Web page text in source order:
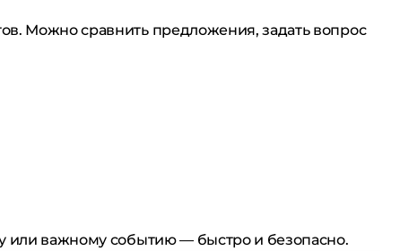
Можно сравнить предложения, задать вопрос
или важному событию — быстро и безопасно.